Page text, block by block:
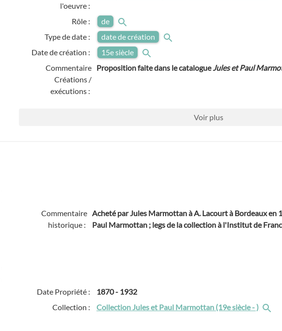
l'oeuvre :
Rôle :
de
Type de date :
date de création
Date de création :
15e siècle
Commentaire
Créations /
exécutions :
Proposition faite dans le catalogueJules et Paul
Voir plus
Commentaire
historique :
Acheté par Jules Marmottan à A. Lacourt à Bordeaux en
Paul Marmottan ; legs de la collection à l'Institut de
Date Propriété :
1870- 1932
Collection :
Collection Jules et Paul Marmottan (19e siècle - )